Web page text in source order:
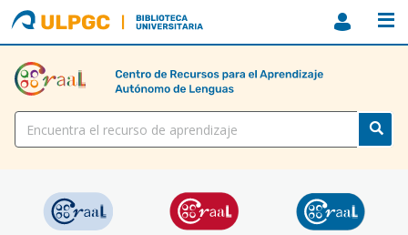
ULPGC
Biblioteca
ULPGC
Título